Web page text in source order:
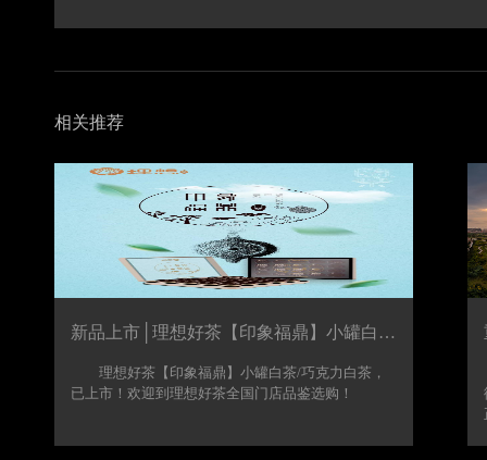
相关推荐
新品上市│理想好茶【印象福鼎】小罐白茶/巧克力白茶，重磅来袭！
理想好茶【印象福鼎】小罐白茶/巧克力白茶，
已上市！欢迎到理想好茶全国门店品鉴选购！